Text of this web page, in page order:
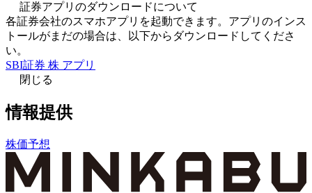
証券アプリのダウンロードについて
各証券会社のスマホアプリを起動できます。アプリのインス
トールがまだの場合は、以下からダウンロードしてくださ
い。
SBI証券 株 アプリ
閉じる
情報提供
株価予想